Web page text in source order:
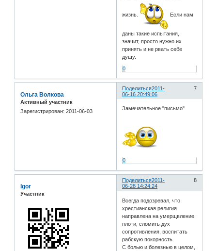
жизнь. Если нам
даны такие испытания,
значит, просто нужно их
принять и не рвать себе
душу.
0
Поделиться 7
2011-
06-16 20:49:06
Ольга Волкова
Активный участник
Зарегистрирован: 2011-06-03 Замечательное "письмо"
0
Поделиться 8
2011-
06-28 14:24:24
Igor
Участник
Всегда подозревал, что
хрестианская религия
направлена на умерщвление
плоти, сломить дух
сопротивления, воспитать
рабскую покорность.
С болью и болезнью в целом,